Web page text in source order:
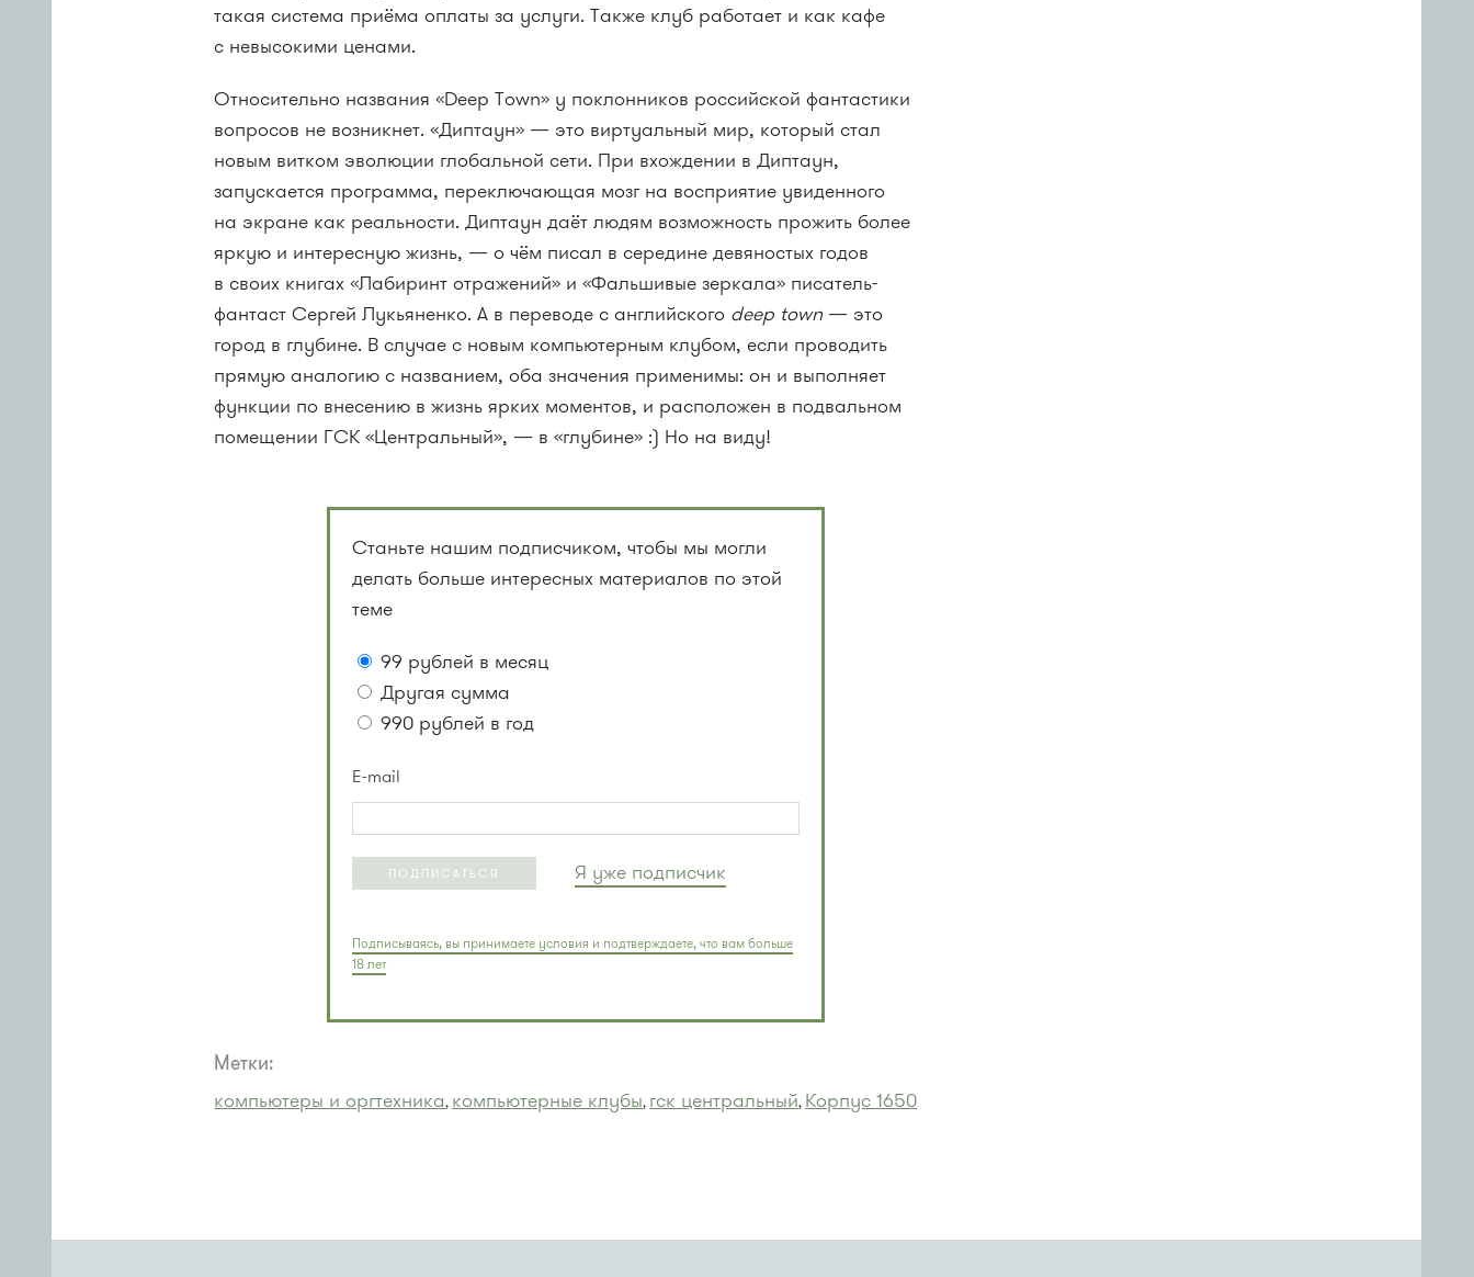
такая система приёма оплаты за услуги. Также клуб работает и как кафе
с невысокими ценами.
Относительно названия «Deep Town» у поклонников российской фантастики
вопросов не возникнет. «Диптаун» — это виртуальный мир, который стал
новым витком эволюции глобальной сети. При вхождении в Диптаун,
запускается программа, переключающая мозг на восприятие увиденного
на экране как реальности. Диптаун даёт людям возможность прожить более
яркую и интересную жизнь, — о чём писал в середине девяностых годов
в своих книгах «Лабиринт отражений» и «Фальшивые зеркала» писатель-
фантаст Сергей Лукьяненко. А в переводе с английского deep town — это
город в глубине. В случае с новым компьютерным клубом, если проводить
прямую аналогию с названием, оба значения применимы: он и выполняет
функции по внесению в жизнь ярких моментов, и расположен в подвальном
помещении ГСК «Центральный», — в «глубине» :) Но на виду!
Станьте нашим подписчиком, чтобы мы могли
делать больше интересных материалов по этой
теме
99 рублей в месяц
Другая сумма
990 рублей в год
E-mail
ПОДПИСАТЬСЯ Я уже подписчик
Подписываясь, вы принимаете условия и подтверждаете, что вам больше
18 лет
Метки:
компьютеры и оргтехника, компьютерные клубы, гск центральный, Корпус 1650